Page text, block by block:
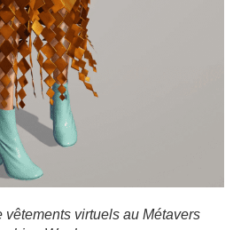
vêtements virtuels au Métavers